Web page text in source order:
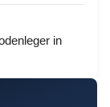
in